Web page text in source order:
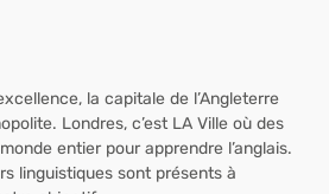
la capitale de l’Angleterre
Londres, c’est LA Ville où des
entier pour apprendre l’anglais.
linguistiques sont présents à